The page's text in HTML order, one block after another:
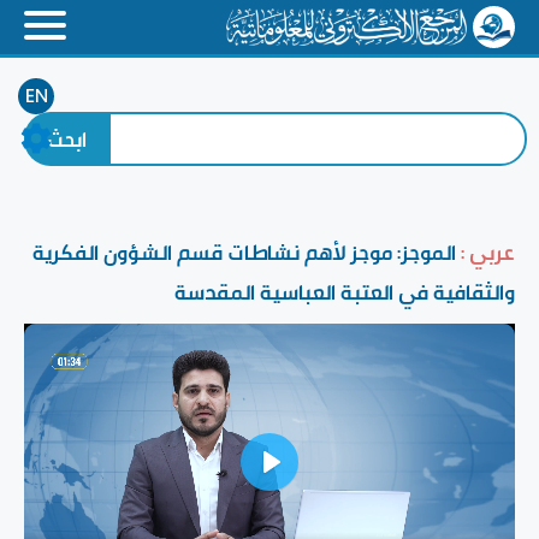
EN
عربي :الموجز: موجز لأهم نشاطات قسم الشؤون الفكرية
والثقافية في العتبة العباسية المقدسة
Play